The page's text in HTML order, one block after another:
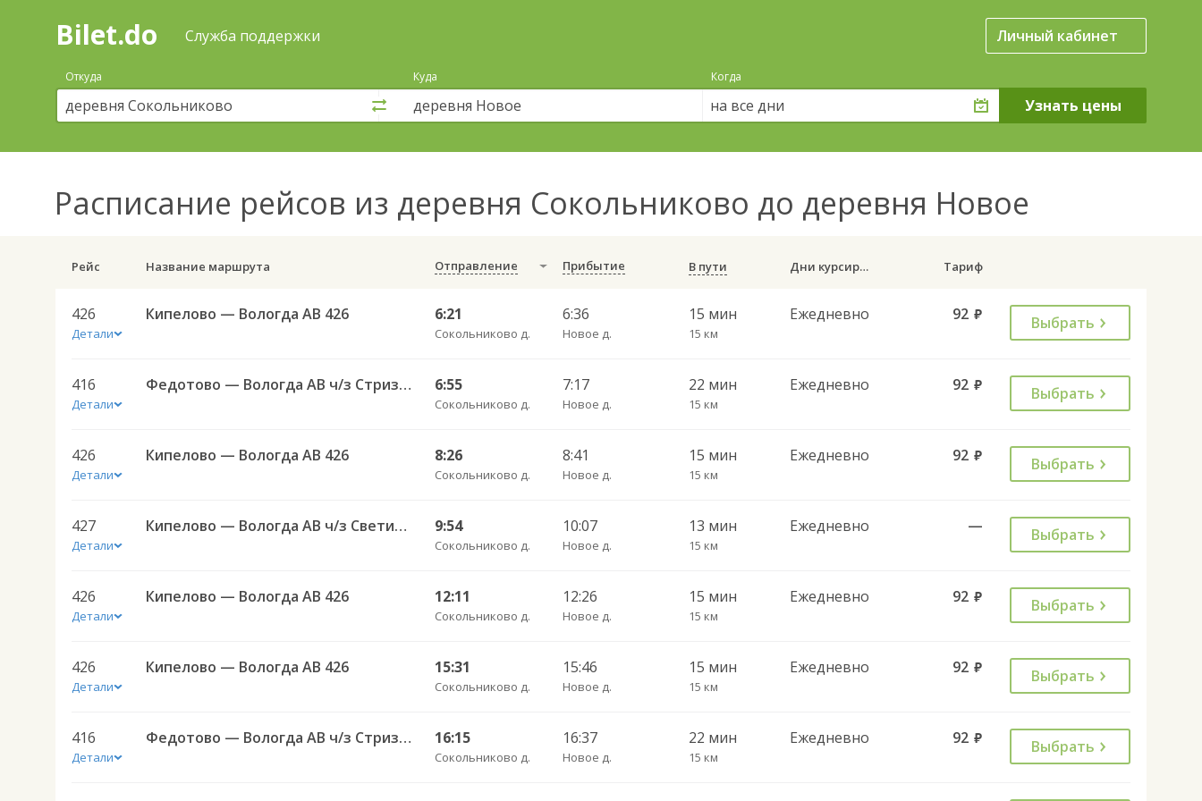
Поиск
покупка
билетов
автобус
онлайн
Bilet.do Служба поддержки Личный кабинет
Откуда Куда Когда
на все дни
Расписание рейсов из деревня Сокольниково до деревня Новое
Рейс Название маршрута Отправление Прибытие В пути Дни курсирования Тариф
426
Детали
Кипелово — Вологда АВ 426 6:21
Сокольниково д.
6:36
Новое д.
15 мин
15 км
Ежедневно 92 руб. Выбрать
416
Детали
Федотово — Вологда АВ ч/з Стризнево 416 6:55
Сокольниково д.
7:17
Новое д.
22 мин
15 км
Ежедневно 92 руб. Выбрать
426
Детали
Кипелово — Вологда АВ 426 8:26
Сокольниково д.
8:41
Новое д.
15 мин
15 км
Ежедневно 92 руб. Выбрать
427
Детали
Кипелово — Вологда АВ ч/з Светилки 427 9:54
Сокольниково д.
10:07
Новое д.
13 мин
15 км
Ежедневно — Выбрать
426
Детали
Кипелово — Вологда АВ 426 12:11
Сокольниково д.
12:26
Новое д.
15 мин
15 км
Ежедневно 92 руб. Выбрать
426
Детали
Кипелово — Вологда АВ 426 15:31
Сокольниково д.
15:46
Новое д.
15 мин
15 км
Ежедневно 92 руб. Выбрать
416
Детали
Федотово — Вологда АВ ч/з Стризнево 416 16:15
Сокольниково д.
16:37
Новое д.
22 мин
15 км
Ежедневно 92 руб. Выбрать